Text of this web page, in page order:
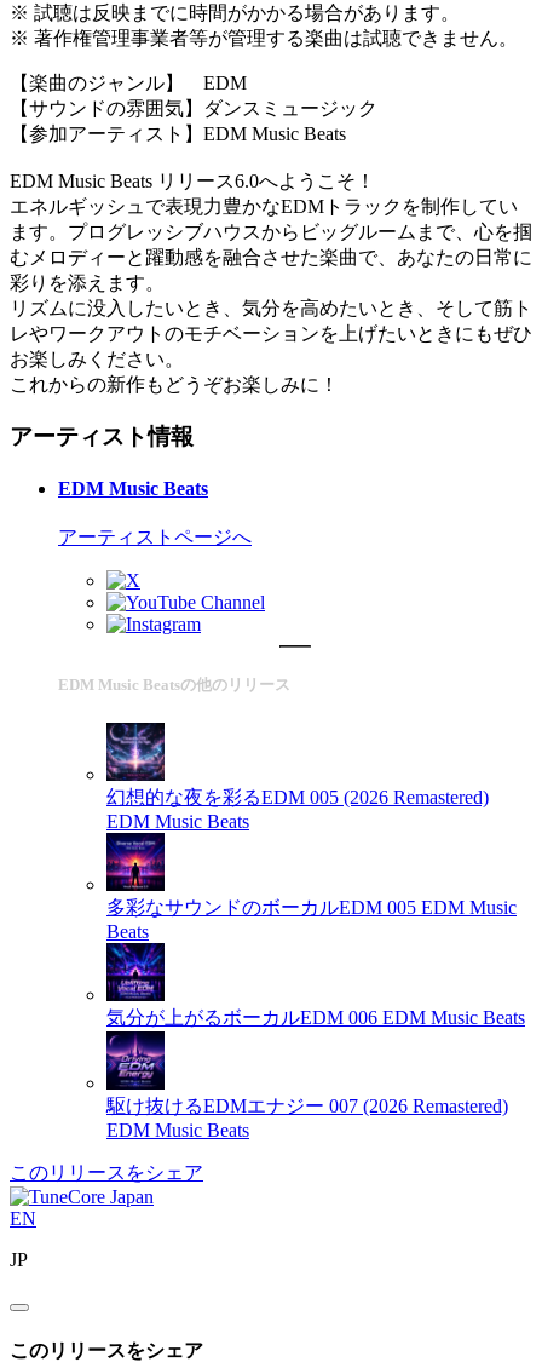
※ 試聴は反映までに時間がかかる場合があります。
※ 著作権管理事業者等が管理する楽曲は試聴できません。
【楽曲のジャンル】 EDM
【サウンドの雰囲気】ダンスミュージック
【参加アーティスト】EDM Music Beats
EDM Music Beats リリース6.0へようこそ！
エネルギッシュで表現力豊かなEDMトラックを制作してい
ます。プログレッシブハウスからビッグルームまで、心を掴
むメロディーと躍動感を融合させた楽曲で、あなたの日常に
彩りを添えます。
リズムに没入したいとき、気分を高めたいとき、そして筋ト
レやワークアウトのモチベーションを上げたいときにもぜひ
お楽しみください。
これからの新作もどうぞお楽しみに！
アーティスト情報
EDM Music Beats
アーティストページへ
EDM Music Beatsの他のリリース
幻想的な夜を彩るEDM 005 (2026 Remastered)
EDM Music Beats
多彩なサウンドのボーカルEDM 005 EDM Music
Beats
気分が上がるボーカルEDM 006 EDM Music Beats
駆け抜けるEDMエナジー 007 (2026 Remastered)
EDM Music Beats
このリリースをシェア
EN
JP
このリリースをシェア